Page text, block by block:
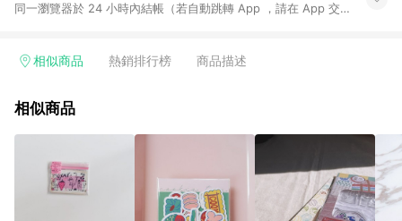
同一瀏覽器於 24 小時內結帳（若自動跳轉 App ，請在 App 交
回饋訂單不得享有 Pinkoi 站方優惠，例如首購優惠，P coins，
行為，不具贈點資格，部分退款不在此限。 6. APP 請更新至
貨後 45 天後發送。 8. 群眾募資商品，禮物卡，開館保證金，補
運費，攤位費等不具贈點資格。 9. LINE 購物站上之商品規格、
顏色、價位、贈品如與 Pinkoi 商品資訊頁及購物車不符，以
Pinkoi 購物商品資訊頁及購物車標示為準。 10. 點數紅包使用規
則請以點數紅包活動說明為準。 11. 若於 LINE 購物前往 Pinkoi
相似商品 熱銷排行榜 商品描述
相似商品